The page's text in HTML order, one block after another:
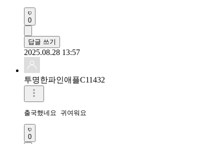
0
답글 쓰기
2025.08.28 13:57
투명한파인애플C11432
출국했네요 귀여워요
0